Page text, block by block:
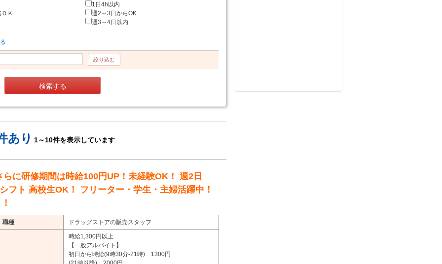
1日4h以内
Ｋ
週2～3日からOK
週3～4日以内
絞り込む
検索する
あり 1～10件を表示しています
に研修期間は時給100円UP！未経験OK！ 週2日
フト 高校生OK！ フリーター・学生・主婦活躍中！
職種 ドラッグストアの販売スタッフ
時給1,300円以上
【一般アルバイト】
初日から時給(9時30分-21時) 1300円